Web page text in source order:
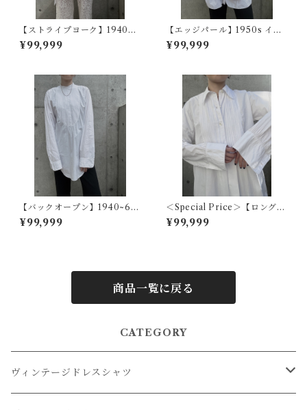
【ストライプヨーク】1940~5
0s フランスヴィンテージドレ
スシャツ
¥99,999
【エッジパール】1950s イギ
リスヴィンテージドレスシャ
ツ
¥99,999
【バックオープン】1940~60
s アメリカヴィンテージドレス
シャツ
¥99,999
＜Special Price＞【ロングカ
ラーフレンチ】1920s フラン
スアンティークドレスシャツ
¥99,999
商品一覧に戻る
CATEGORY
ヴィンテージドレスシャツ